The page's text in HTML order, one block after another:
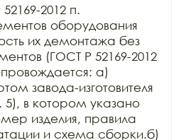
2012 п.
оборудования
их демонтажа без
(ГОСТ Р 52169-2012
а)
завода-изготовителя
5), в котором указано
изделия, правила
и схема сборки.б)